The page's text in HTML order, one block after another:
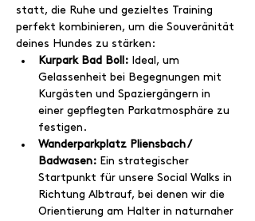
statt, die Ruhe und gezieltes Training
perfekt kombinieren, um die Souveränität
deines Hundes zu stärken:
Kurpark Bad Boll: Ideal, um
Gelassenheit bei Begegnungen mit
Kurgästen und Spaziergängern in
einer gepflegten Parkatmosphäre zu
festigen.
Wanderparkplatz Pliensbach /
Badwasen: Ein strategischer
Startpunkt für unsere Social Walks in
Richtung Albtrauf, bei denen wir die
Orientierung am Halter in naturnaher